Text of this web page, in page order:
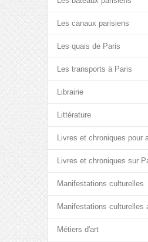
Les canaux parisiens
Les quais de Paris
Les transports à Paris
Librairie
Littérature
Livres et chroniques pour
Livres et chroniques sur
Manifestations culturelles
Manifestations culturelles
Métiers d'art